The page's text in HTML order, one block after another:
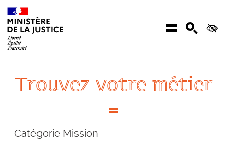
Aller au contenu
Menu
Trouvez votre métier
Catégorie Mission